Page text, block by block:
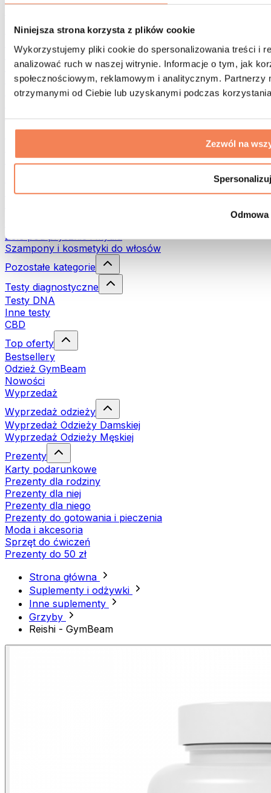
Niniejsza strona korzysta z plików cookie
Wykorzystujemy pliki cookie do spersonalizowania treści i
analizować ruch w naszej witrynie. Informacje o tym, jak
społecznościowym, reklamowym i analitycznym. Partnerzy
otrzymanymi od Ciebie lub uzyskanymi podczas
Zezwól na
Spersonalizuj
Odmowa
Akcesoria dopasowane do aktywności
Bieganie
Sporty walki
Kolarstwo
Joga i pilates
Terapia zimnem
Trekking
Filtry i dzbanki do wody
Środki do prania
Żele pod prysznic i mydła
Szampony i kosmetyki do włosów
Pozostałe kategorie
Testy diagnostyczne
Testy DNA
Inne testy
CBD
Top oferty
Bestsellery
Odzież GymBeam
Nowości
Wyprzedaż
Wyprzedaż odzieży
Wyprzedaż Odzieży Damskiej
Wyprzedaż Odzieży Męskiej
Prezenty
Karty podarunkowe
Prezenty dla rodziny
Prezenty dla niej
Prezenty dla niego
Prezenty do gotowania i pieczenia
Moda i akcesoria
Sprzęt do ćwiczeń
Prezenty do 50 zł
Strona główna
Suplementy i odżywki
Inne suplementy
Grzyby
Reishi - GymBeam